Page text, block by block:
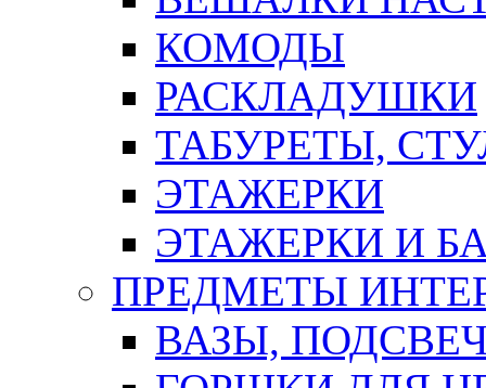
КОМОДЫ
РАСКЛАДУШКИ
ТАБУРЕТЫ,
ЭТАЖЕРКИ
ЭТАЖЕРКИ И
ПРЕДМЕТЫ
ВАЗЫ,